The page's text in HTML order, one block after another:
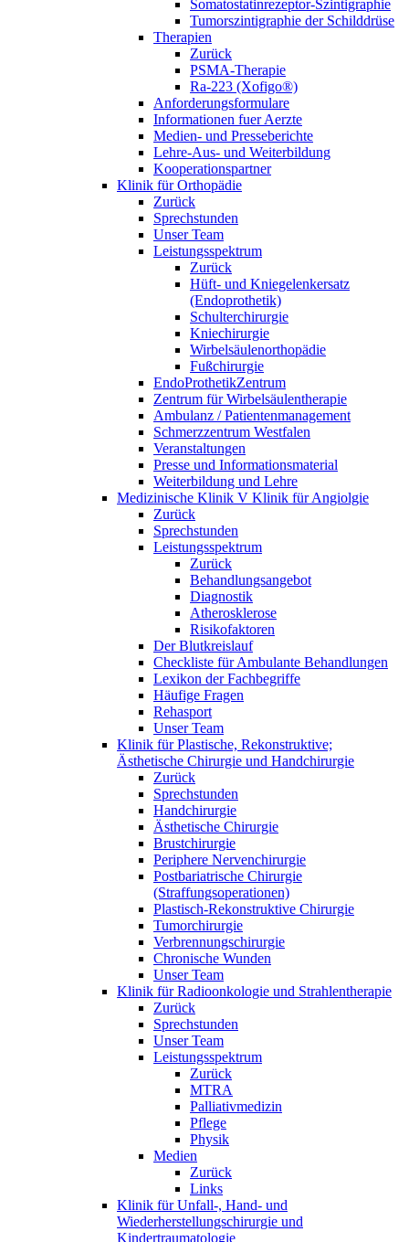
Somatostatinrezeptor-Szintigraphie
Tumorszintigraphie der Schilddrüse
Therapien
Zurück
PSMA-Therapie
Ra-223 (Xofigo®)
Anforderungsformulare
Informationen fuer Aerzte
Medien- und Presseberichte
Lehre-Aus- und Weiterbildung
Kooperationspartner
Klinik für Orthopädie
Zurück
Sprechstunden
Unser Team
Leistungsspektrum
Zurück
Hüft- und Kniegelenkersatz
(Endoprothetik)
Schulterchirurgie
Kniechirurgie
Wirbelsäulenorthopädie
Fußchirurgie
EndoProthetikZentrum
Zentrum für Wirbelsäulentherapie
Ambulanz / Patientenmanagement
Schmerzzentrum Westfalen
Veranstaltungen
Presse und Informationsmaterial
Weiterbildung und Lehre
Medizinische Klinik V Klinik für Angiolgie
Zurück
Sprechstunden
Leistungsspektrum
Zurück
Behandlungsangebot
Diagnostik
Atherosklerose
Risikofaktoren
Der Blutkreislauf
Checkliste für Ambulante Behandlungen
Lexikon der Fachbegriffe
Häufige Fragen
Rehasport
Unser Team
Klinik für Plastische, Rekonstruktive;
Ästhetische Chirurgie und Handchirurgie
Zurück
Sprechstunden
Handchirurgie
Ästhetische Chirurgie
Brustchirurgie
Periphere Nervenchirurgie
Postbariatrische Chirurgie
(Straffungsoperationen)
Plastisch-Rekonstruktive Chirurgie
Tumorchirurgie
Verbrennungschirurgie
Chronische Wunden
Unser Team
Klinik für Radioonkologie und Strahlentherapie
Zurück
Sprechstunden
Unser Team
Leistungsspektrum
Zurück
MTRA
Palliativmedizin
Pflege
Physik
Medien
Zurück
Links
Klinik für Unfall-, Hand- und
Wiederherstellungschirurgie und
Kindertraumatologie